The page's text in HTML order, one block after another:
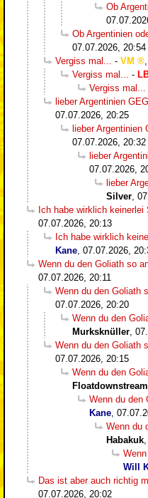
Ob
Ob Argentinien
07.07.2026, 20:54
Vergiss mal... - VM ,
Vergiss mal... -
Vergiss mal...
lieber Argentinien
07.07.2026, 20:25
lieber Argentinien
07.07.2026, 20:32
lieber
07.07.2026,
lieber
Silver,
Ich habe wirklich
07.07.2026, 20:13
Ich habe wirklich
Kane, 07.07.2026,
Wenn du den Goliath so
07.07.2026, 20:11
Wenn du den Goliath
07.07.2026, 20:20
Wenn du den
Murksknüller,
Wenn du den Goliath
07.07.2026, 20:15
Wenn du den
Floatdownstream
Wenn du den
Kane,
Wenn du
Habakuk,
Will
Das ist aber auch richtig
07.07.2026, 20:02